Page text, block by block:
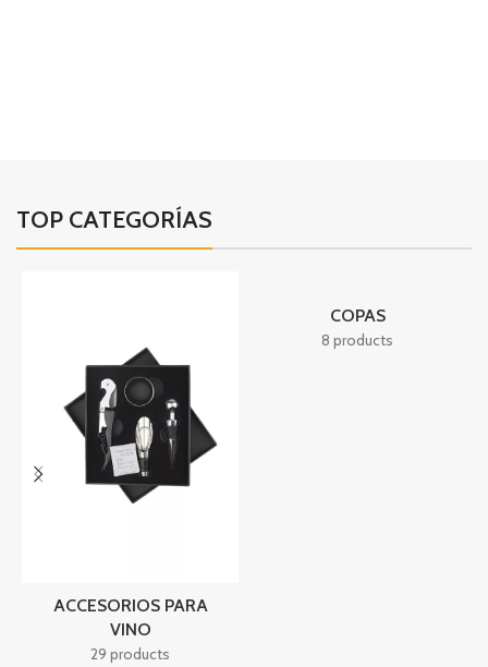
TOP CATEGORÍAS
ACCESORIOS PARA
VINO
29 products
COPAS
8 products